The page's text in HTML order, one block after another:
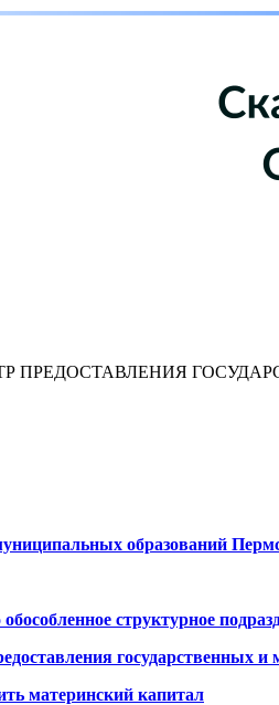
ПРЕДОСТАВЛЕНИЯ
образований
структурное
государственных
материнский капитал